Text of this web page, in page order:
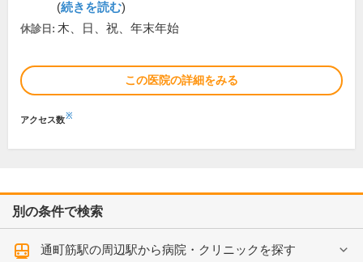
(続きを読む)
休診日: 木、日、祝、年末年始
この医院の詳細をみる
アクセス数※
別の条件で検索
通町筋駅の周辺駅から病院・クリニックを探す